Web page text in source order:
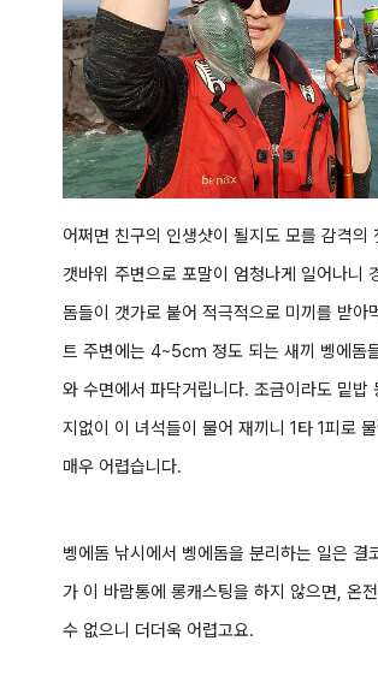
어쩌면 친구의 인생샷이 될지도 모를 감격의
갯바위 주변으로 포말이 엄청나게 일어나니
돔들이 갯가로 붙어 적극적으로 미끼를 받아
트 주변에는 4~5cm 정도 되는 새끼 벵에돔
와 수면에서 파닥거립니다. 조금이라도 밑밥
지없이 이 녀석들이 물어 재끼니 1타 1피로
매우 어렵습니다.
벵에돔 낚시에서 벵에돔을 분리하는 일은 결
가 이 바람통에 롱캐스팅을 하지 않으면, 온
수 없으니 더더욱 어렵고요.